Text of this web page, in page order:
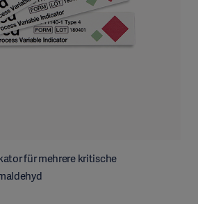
für mehrere kritische